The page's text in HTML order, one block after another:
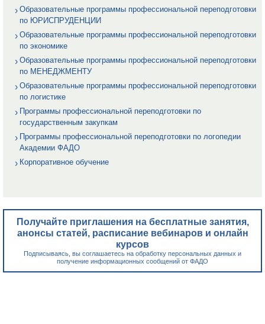
Образовательные программы профессиональной переподготовки
по ЮРИСПРУДЕНЦИИ
Образовательные программы профессиональной переподготовки
по экономике
Образовательные программы профессиональной переподготовки
по МЕНЕДЖМЕНТУ
Образовательные программы профессиональной переподготовки
по логистике
Программы профессиональной переподготовки по
государственным закупкам
Программы профессиональной переподготовки по логопедии
Академии ФАДО
Корпоративное обучение
Получайте приглашения на бесплатные занятия,
анонсы статей, расписание вебинаров и онлайн
курсов
Подписываясь, вы соглашаетесь на обработку персональных данных и
получение информационных сообщений от ФАДО